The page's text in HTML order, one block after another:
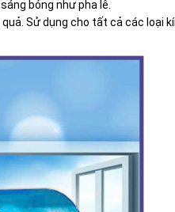
bóng như pha lê.
Sử dụng cho tất cả các loại